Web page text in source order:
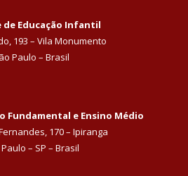
de Educação Infantil
193 – Vila Monumento
Paulo – Brasil
Fundamental e Ensino Médio
170 – Ipiranga
– SP – Brasil